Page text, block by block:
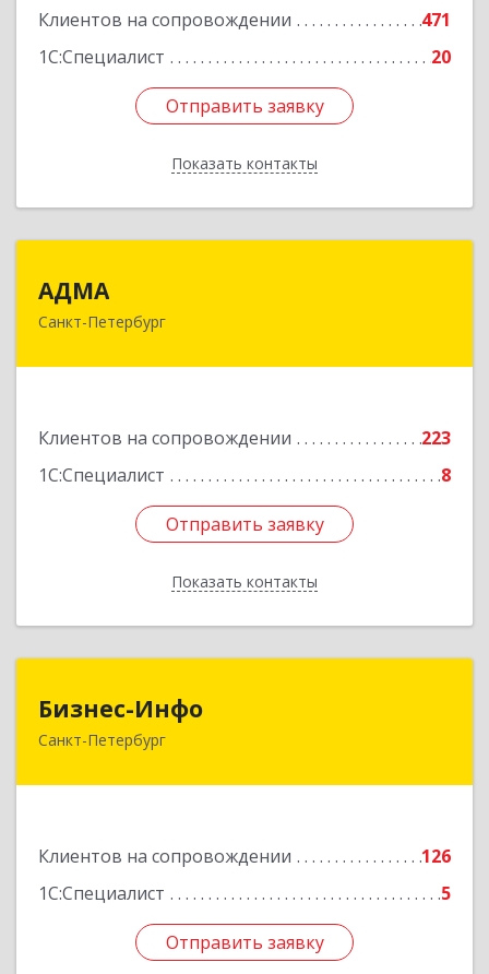
Клиентов на сопровождении
471
1С:Специалист
20
Отправить заявку
Показать контакты
Подробнее
Отправить заявку
Назад
АДМА
Санкт-Петербург
Клиентов на сопровождении
223
1С:Специалист
8
Отправить заявку
Показать контакты
197349, Санкт-Петербург г, Уточкина ул, дом №
Отправить заявку
Назад
Бизнес-Инфо
Санкт-Петербург
Клиентов на сопровождении
126
1С:Специалист
5
Отправить заявку
191119, Санкт-Петербург г, Константина
Подробнее
Отправить заявку